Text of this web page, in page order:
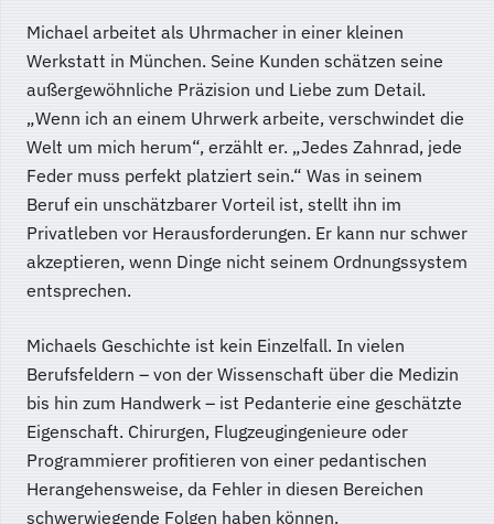
Michael arbeitet als Uhrmacher in einer kleinen
Werkstatt in München. Seine Kunden schätzen seine
außergewöhnliche Präzision und Liebe zum Detail.
„Wenn ich an einem Uhrwerk arbeite, verschwindet die
Welt um mich herum“, erzählt er. „Jedes Zahnrad, jede
Feder muss perfekt platziert sein.“ Was in seinem
Beruf ein unschätzbarer Vorteil ist, stellt ihn im
Privatleben vor Herausforderungen. Er kann nur schwer
akzeptieren, wenn Dinge nicht seinem Ordnungssystem
entsprechen.
Michaels Geschichte ist kein Einzelfall. In vielen
Berufsfeldern – von der Wissenschaft über die Medizin
bis hin zum Handwerk – ist Pedanterie eine geschätzte
Eigenschaft. Chirurgen, Flugzeugingenieure oder
Programmierer profitieren von einer pedantischen
Herangehensweise, da Fehler in diesen Bereichen
schwerwiegende Folgen haben können.